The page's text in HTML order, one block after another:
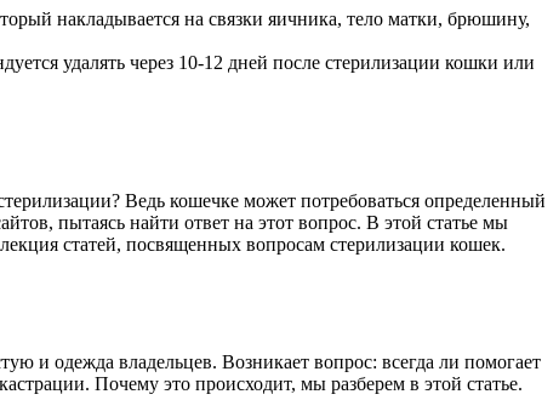
накладывается на связки яичника, тело матки, брюшину,
удалять через 10-12 дней после стерилизации кошки или
Ведь кошечке может потребоваться определенный
пытаясь найти ответ на этот вопрос. В этой статье мы
статей, посвященных вопросам стерилизации кошек.
и одежда владельцев. Возникает вопрос: всегда ли помогает
Почему это происходит, мы разберем в этой статье.